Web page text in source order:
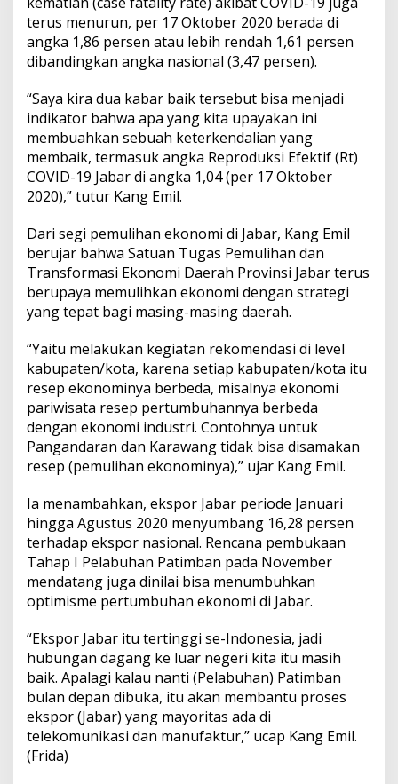
terus menurun, per 17 Oktober 2020 berada di
angka 1,86 persen atau lebih rendah 1,61 persen
dibandingkan angka nasional (3,47 persen).
“Saya kira dua kabar baik tersebut bisa menjadi
indikator bahwa apa yang kita upayakan ini
membuahkan sebuah keterkendalian yang
membaik, termasuk angka Reproduksi Efektif (Rt)
COVID-19 Jabar di angka 1,04 (per 17 Oktober
2020),” tutur Kang Emil.
Dari segi pemulihan ekonomi di Jabar, Kang Emil
berujar bahwa Satuan Tugas Pemulihan dan
Transformasi Ekonomi Daerah Provinsi Jabar terus
berupaya memulihkan ekonomi dengan strategi
yang tepat bagi masing-masing daerah.
“Yaitu melakukan kegiatan rekomendasi di level
kabupaten/kota, karena setiap kabupaten/kota itu
resep ekonominya berbeda, misalnya ekonomi
pariwisata resep pertumbuhannya berbeda
dengan ekonomi industri. Contohnya untuk
Pangandaran dan Karawang tidak bisa disamakan
resep (pemulihan ekonominya),” ujar Kang Emil.
Ia menambahkan, ekspor Jabar periode Januari
hingga Agustus 2020 menyumbang 16,28 persen
terhadap ekspor nasional. Rencana pembukaan
Tahap I Pelabuhan Patimban pada November
mendatang juga dinilai bisa menumbuhkan
optimisme pertumbuhan ekonomi di Jabar.
“Ekspor Jabar itu tertinggi se-Indonesia, jadi
hubungan dagang ke luar negeri kita itu masih
baik. Apalagi kalau nanti (Pelabuhan) Patimban
bulan depan dibuka, itu akan membantu proses
ekspor (Jabar) yang mayoritas ada di
telekomunikasi dan manufaktur,” ucap Kang Emil.
(Frida)